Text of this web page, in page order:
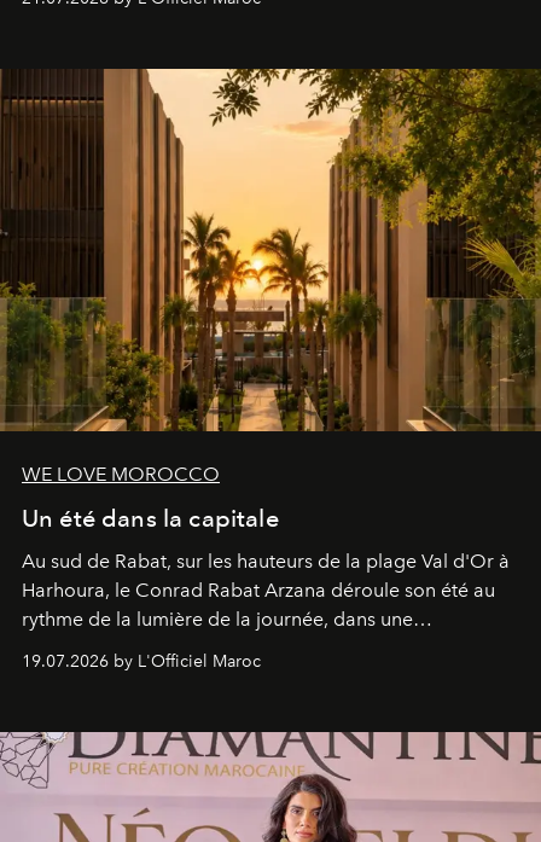
londonien et construite depuis autour d'un actif breveté,
WE LOVE MOROCCO
Un été dans la capitale
Au sud de Rabat, sur les hauteurs de la plage Val d'Or à
Harhoura, le Conrad Rabat Arzana déroule son été au
rythme de la lumière de la journée, dans une
programmation pensée comme une succession de
rendez-vous avec l’océan.
19.07.2026 by L'Officiel Maroc